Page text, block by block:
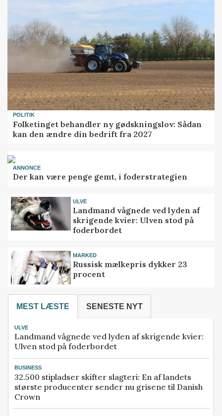
POLITIK
Folketinget behandler ny gødskningslov: Sådan
kan den ændre din bedrift fra 2027
ANNONCE
Der kan være penge gemt, i foderstrategien
ULVE
Landmand vågnede ved lyden af
skrigende kvier: Ulven stod på
foderbordet
MARKED
Russisk mælkepris dykker 23
procent
MEST LÆSTE SENESTE NYT
ULVE
Landmand vågnede ved lyden af skrigende kvier:
Ulven stod på foderbordet
BUSINESS
32.500 stipladser skifter slagteri: En af landets
største producenter sender nu grisene til Danish
Crown